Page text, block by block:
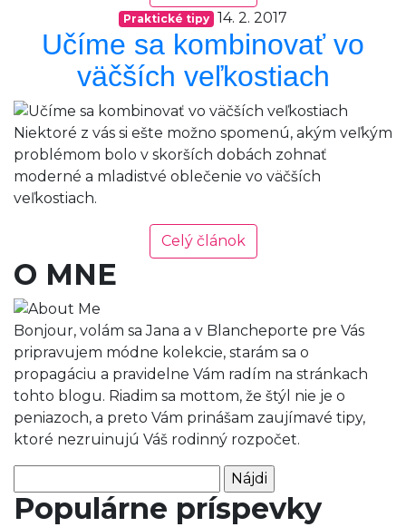
Praktické tipy 14. 2. 2017
Učíme sa kombinovať vo
väčších veľkostiach
Niektoré z vás si ešte možno spomenú, akým veľkým
problémom bolo v skorších dobách zohnať
moderné a mladistvé oblečenie vo väčších
veľkostiach.
Celý článok
O MNE
Bonjour, volám sa Jana a v Blancheporte pre Vás
pripravujem módne kolekcie, starám sa o
propagáciu a pravidelne Vám radím na stránkach
tohto blogu. Riadim sa mottom, že štýl nie je o
peniazoch, a preto Vám prinášam zaujímavé tipy,
ktoré nezruinujú Váš rodinný rozpočet.
Populárne príspevky